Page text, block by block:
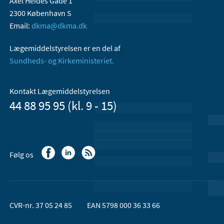
2300 København S
Email: dkma@dkma.dk
Lægemiddelstyrelsen er en del af
Sundheds- og Kirkeministeriet.
Kontakt Lægemiddelstyrelsen
44 88 95 95 (kl. 9 - 15)
Følg os
CVR-nr. 37 05 24 85 EAN 5798 000 36 33 66